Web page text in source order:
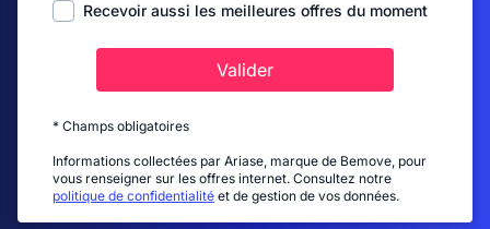
Recevoir aussi les meilleures offres du moment
Valider
* Champs obligatoires
Informations collectées par Ariase, marque de Bemove, pour
vous renseigner sur les offres internet. Consultez notre
politique de confidentialité et de gestion de vos données.